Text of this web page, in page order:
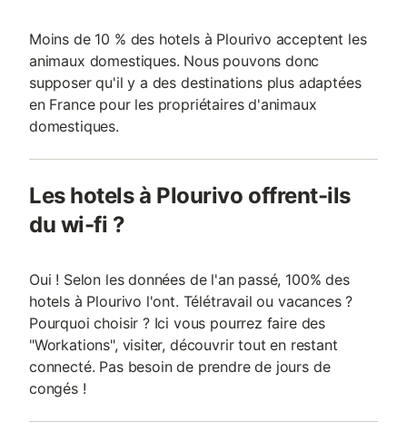
Moins de 10 % des hotels à Plourivo acceptent les
animaux domestiques. Nous pouvons donc
supposer qu'il y a des destinations plus adaptées
en France pour les propriétaires d'animaux
domestiques.
Les hotels à Plourivo offrent-ils
du wi-fi ?
Oui ! Selon les données de l'an passé, 100% des
hotels à Plourivo l'ont. Télétravail ou vacances ?
Pourquoi choisir ? Ici vous pourrez faire des
"Workations", visiter, découvrir tout en restant
connecté. Pas besoin de prendre de jours de
congés !